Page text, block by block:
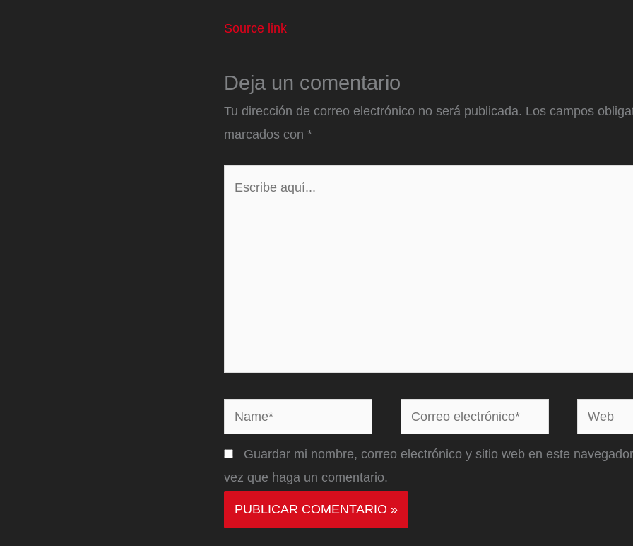
Source link
Deja un comentario
Tu dirección de correo electrónico no será publicada. Los campos
marcados con *
Name*
Correo
electrónico*
Web
Guardar mi nombre, correo electrónico y sitio web en este
vez que haga un comentario.